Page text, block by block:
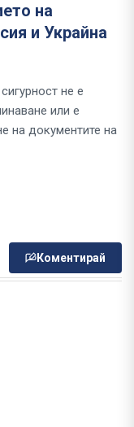
на
и Украйна
не е
или е
на документите на
Коментирай